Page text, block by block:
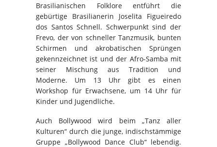
Brasilianischen Folklore entführt die
gebürtige Brasilianerin Joselita Figueiredo
dos Santos Schnell. Schwerpunkt sind der
Frevo, der von schneller Tanzmusik, bunten
Schirmen und akrobatischen Sprüngen
gekennzeichnet ist und der Afro-Samba mit
seiner Mischung aus Tradition und
Moderne. Um 13 Uhr gibt es einen
Workshop für Erwachsene, um 14 Uhr für
Kinder und Jugendliche.
Auch Bollywood wird beim „Tanz aller
Kulturen“ durch die junge, indischstämmige
Gruppe „Bollywood Dance Club“ lebendig.